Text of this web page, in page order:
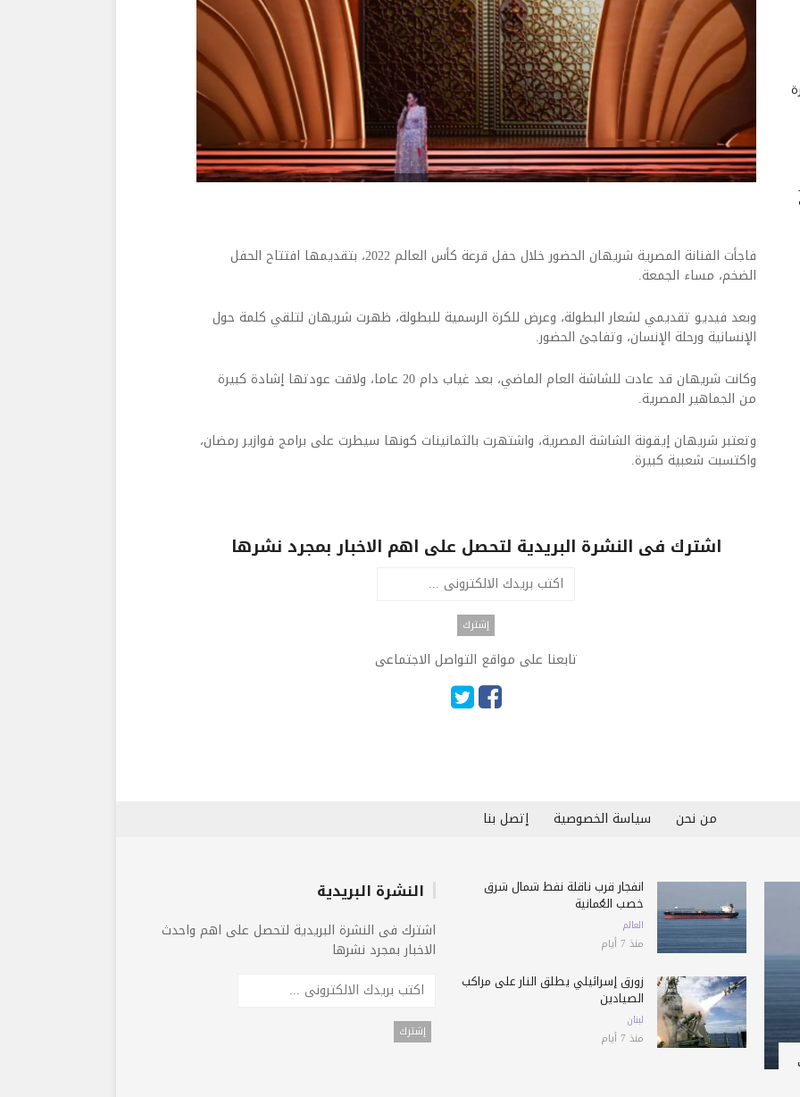
فاجأت الفنانة المصرية شريهان الحضور خلال حفل قرعة كأس العالم 2022، بتقديمها افتتاح الحفل
الضخم، مساء الجمعة.
وبعد فيديو تقديمي لشعار البطولة، وعرض للكرة الرسمية للبطولة، ظهرت شريهان لتلقي كلمة حول
الإنسانية ورحلة الإنسان، وتفاجئ الحضور.
وكانت شريهان قد عادت للشاشة العام الماضي، بعد غياب دام 20 عاما، ولاقت عودتها إشادة كبيرة
من الجماهير المصرية.
وتعتبر شريهان إيقونة الشاشة المصرية، واشتهرت بالثمانينات كونها سيطرت على برامج فوازير رمضان،
واكتسبت شعبية كبيرة.
اشترك فى النشرة البريدية لتحصل على اهم الاخبار بمجرد نشرها
تابعنا على مواقع التواصل الاجتماعى
من نحن سياسة الخصوصية إتصل بنا
انفجار قرب ناقلة نفط شمال شرق
خصب العُمانية
العالم
منذ 7 أيام
زورق إسرائيلي يطلق النار على مراكب
الصيادين
لبنان
منذ 7 أيام
النشرة البريدية
اشترك فى النشرة البريدية لتحصل على اهم واحدث
الاخبار بمجرد نشرها